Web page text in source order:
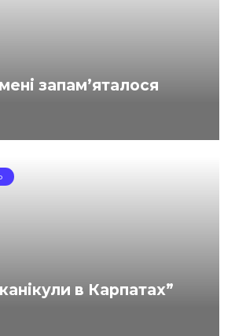
запам’яталося
в Карпатах”